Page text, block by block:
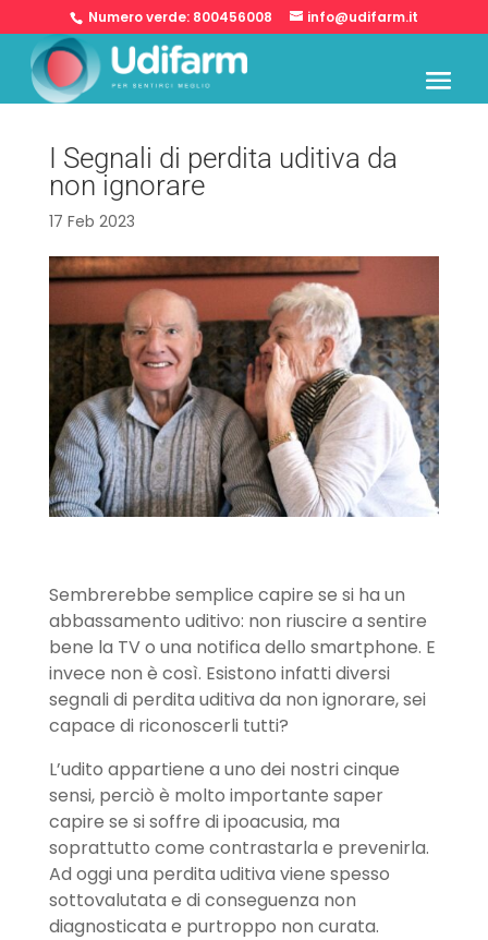
Numero verde: 800456008 info@udifarm.it
I Segnali di perdita uditiva da
non ignorare
17 Feb 2023
Sembrerebbe semplice capire se si ha un
abbassamento uditivo: non riuscire a sentire
bene la TV o una notifica dello smartphone. E
invece non è così. Esistono infatti diversi
segnali di perdita uditiva da non ignorare, sei
capace di riconoscerli tutti?
L’udito appartiene a uno dei nostri cinque
sensi, perciò è molto importante saper
capire se si soffre di ipoacusia, ma
soprattutto come contrastarla e prevenirla.
Ad oggi una perdita uditiva viene spesso
sottovalutata e di conseguenza non
diagnosticata e purtroppo non curata.